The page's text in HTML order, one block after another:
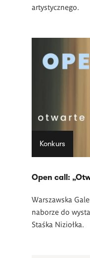
artystycznego.
Konkurs
Open call:
Warszawska
naborze do
Staśka Niziołka.